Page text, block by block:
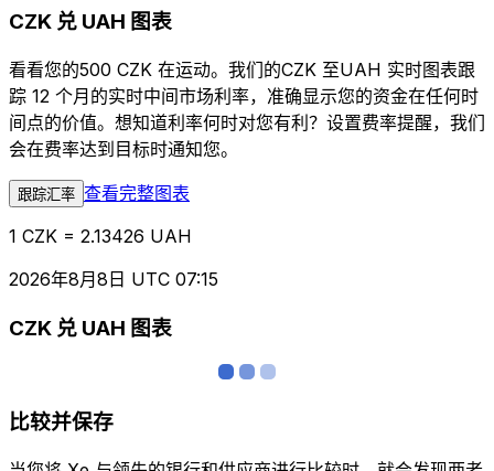
CZK 兑 UAH 图表
看看您的500 CZK 在运动。我们的CZK 至UAH 实时图表跟
踪 12 个月的实时中间市场利率，准确显示您的资金在任何时
间点的价值。想知道利率何时对您有利？设置费率提醒，我们
会在费率达到目标时通知您。
跟踪汇率 查看完整图表
1 CZK = 2.13426 UAH
2026年8月8日 UTC 07:15
CZK 兑 UAH 图表
比较并保存